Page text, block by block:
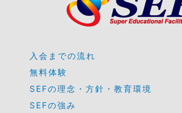
入会までの流れ
無料体験
SEFの理念・方針・教育環境
SEFの強み